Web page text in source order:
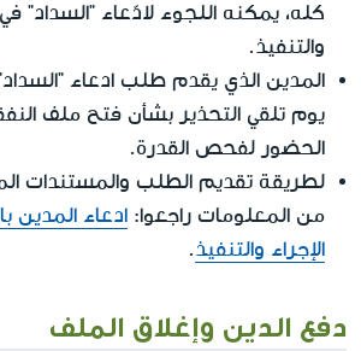
كله، يمكنه اللجوء لادّعاء "السداد" في
والتنفيذ.
يوم تلقي التحذير بشأن فتح ملف
الحضور لفحص القدرة.
لطريقة تقديم الطلب والمستندات
من المعلومات راجعوا: ادعاء المدين
الإجراء والتنفيذ.
دفع الدين وإغلاق الملف